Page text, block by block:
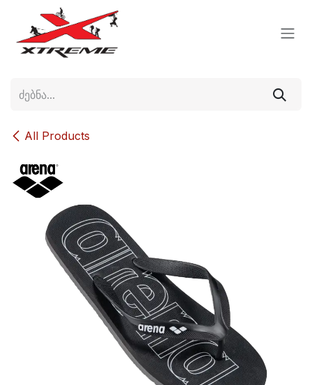
Skip to Content
All Products